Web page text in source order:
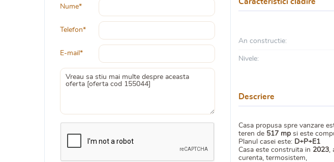
Nume*
Telefon*
E-mail*
An constructie:
Nivele:
Descriere
Casa propusa spre vanzare
teren de 517 mp si este
Planul casei este: D+P+E1
Casa este construita in 2023,
curenta, termosistem,